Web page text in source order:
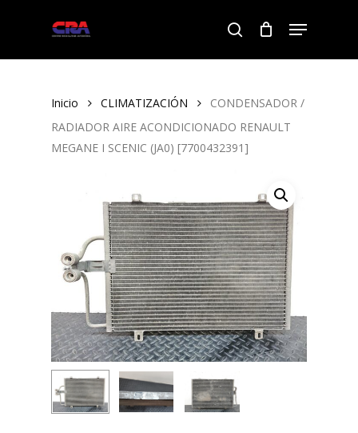
search
Menu
Inicio CLIMATIZACIÓN
CONDENSADOR /
RADIADOR AIRE ACONDICIONADO RENAULT
MEGANE I SCENIC (JA0) [7700432391]